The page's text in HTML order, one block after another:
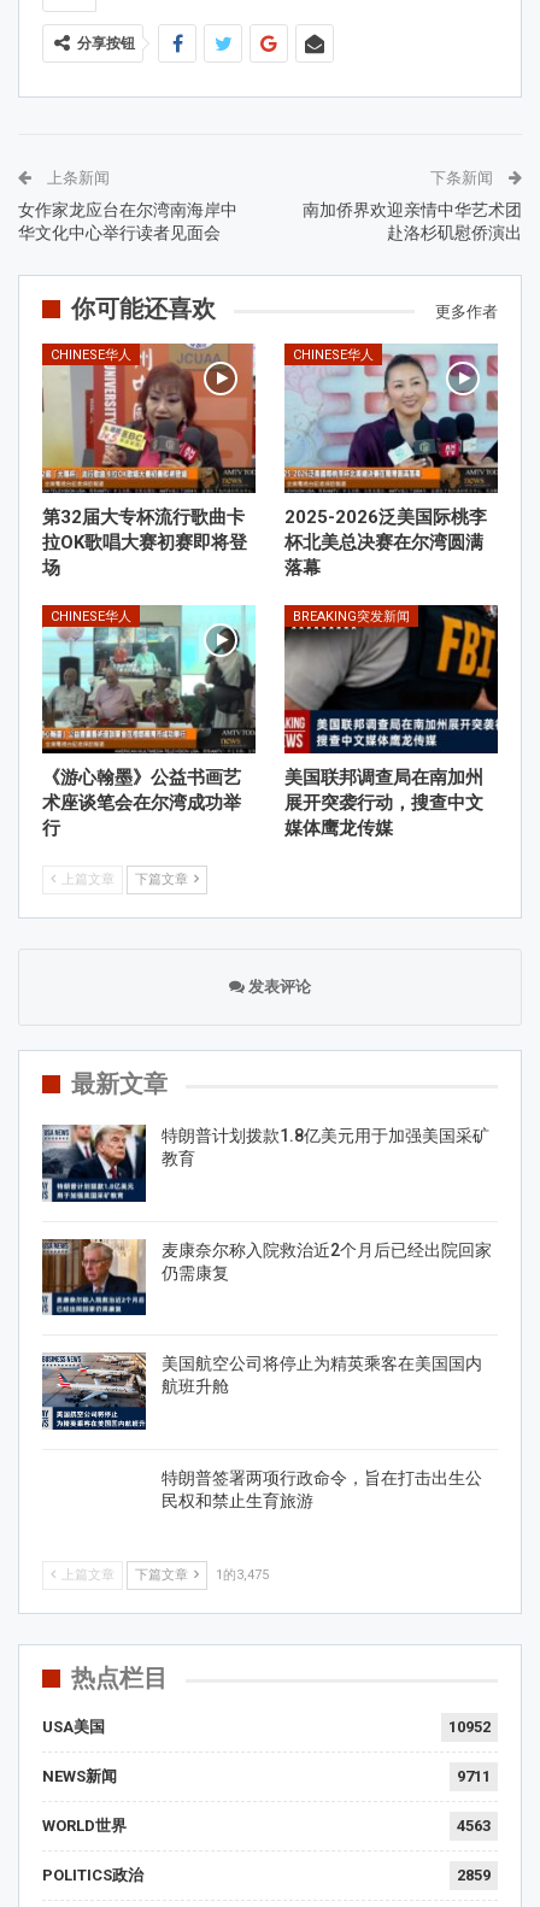
分享按钮
上条新闻
女作家龙应台在尔湾南海岸中
华文化中心举行读者见面会
下条新闻
南加侨界欢迎亲情中华艺术团
赴洛杉矶慰侨演出
你可能还喜欢 更多作者
CHINESE华人
第32届大专杯流行歌曲卡
拉OK歌唱大赛初赛即将登
场
CHINESE华人
2025-2026泛美国际桃李
杯北美总决赛在尔湾圆满
落幕
CHINESE华人
《游心翰墨》公益书画艺
术座谈笔会在尔湾成功举
行
BREAKING突发新闻
美国联邦调查局在南加州
展开突袭行动，搜查中文
媒体鹰龙传媒
上篇文章 下篇文章
发表评论
最新文章
特朗普计划拨款1.8亿美元用于加强美国采矿
教育
麦康奈尔称入院救治近2个月后已经出院回家
仍需康复
美国航空公司将停止为精英乘客在美国国内
航班升舱
特朗普签署两项行政命令，旨在打击出生公
民权和禁止生育旅游
上篇文章 下篇文章 1的3,475
热点栏目
USA美国 10952
NEWS新闻 9711
WORLD世界 4563
POLITICS政治 2859